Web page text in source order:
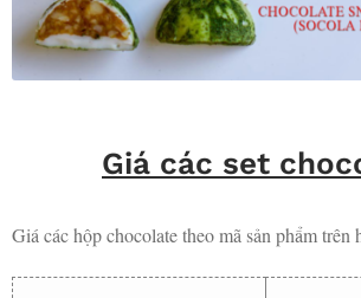
Giá các set
Giá các hộp chocolate theo mã sản phẩm trên